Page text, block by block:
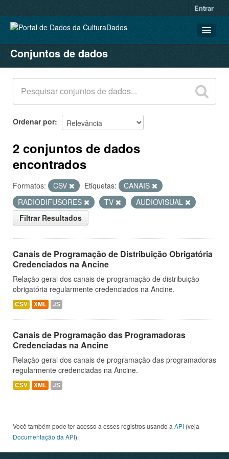
Entrar
CONJUNTOS DE DADOS
ORGANIZAÇÕES
GRUPOS
SOBRE
Conjuntos de dados
Ordenar por
2 conjuntos de dados
encontrados
Formatos: CSV Etiquetas:
CANAIS
RADIODIFUSORES
TV
AUDIOVISUAL
Filtrar Resultados
Canais de Programação de Distribuição Obrigatória
Credenciados na Ancine
Relação geral dos canais de programação de distribuição
obrigatória regularmente credenciados na Ancine.
CSV XML JS
Canais de Programação das Programadoras
Credenciadas na Ancine
Relação geral dos canais de programação das programadoras
regularmente credenciadas na Ancine.
CSV XML JS
Você também pode ter acesso a esses registros usando a API (veja
Documentação da API).